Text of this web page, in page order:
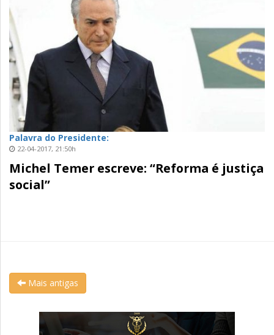
Palavra do Presidente:
22-04-2017, 21:50h
Michel Temer escreve: “Reforma é justiça
social”
Mais antigas